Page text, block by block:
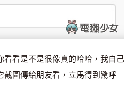
看看是不是很像真的哈哈，我自己
截圖傳給朋友看，立馬得到驚呼